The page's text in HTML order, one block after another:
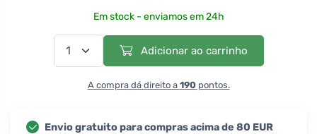
Em stock - enviamos em 24h
Adicionar ao carrinho
A compra dá direito a 190pontos.
Envio gratuito para compras acima de 80 EUR